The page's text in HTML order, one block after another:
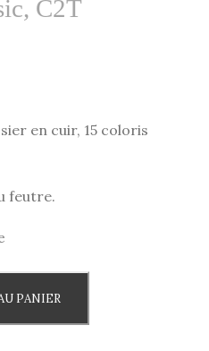
C2T
en cuir, 15 coloris
feutre.
PANIER